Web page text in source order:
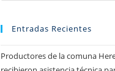
Entradas Recientes
Productores de la comuna